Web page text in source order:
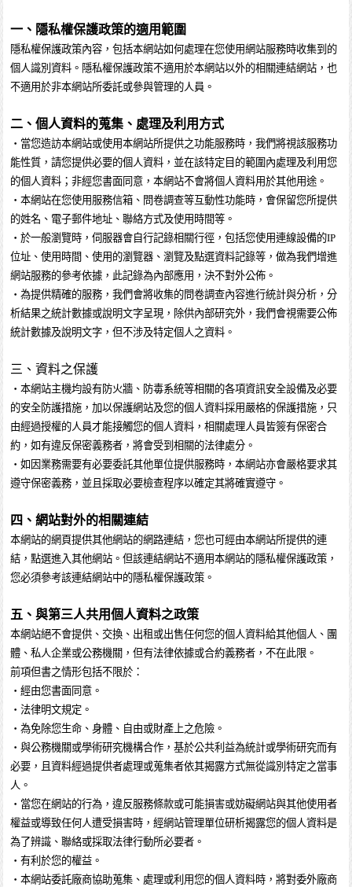
一、隱私權保護政策的適用範圍
隱私權保護政策內容，包括本網站如何處理在您使用網站服務時收集到的
個人識別資料。隱私權保護政策不適用於本網站以外的相關連結網站，也
不適用於非本網站所委託或參與管理的人員。
二、個人資料的蒐集、處理及利用方式
・當您造訪本網站或使用本網站所提供之功能服務時，我們將視該服務功
能性質，請您提供必要的個人資料，並在該特定目的範圍內處理及利用您
的個人資料；非經您書面同意，本網站不會將個人資料用於其他用途。
・本網站在您使用服務信箱、問卷調查等互動性功能時，會保留您所提供
的姓名、電子郵件地址、聯絡方式及使用時間等。
・於一般瀏覽時，伺服器會自行記錄相關行徑，包括您使用連線設備的IP
位址、使用時間、使用的瀏覽器、瀏覽及點選資料記錄等，做為我們增進
網站服務的參考依據，此記錄為內部應用，決不對外公佈。
・為提供精確的服務，我們會將收集的問卷調查內容進行統計與分析，分
析結果之統計數據或說明文字呈現，除供內部研究外，我們會視需要公佈
統計數據及說明文字，但不涉及特定個人之資料。
三、資料之保護
・本網站主機均設有防火牆、防毒系統等相關的各項資訊安全設備及必要
的安全防護措施，加以保護網站及您的個人資料採用嚴格的保護措施，只
由經過授權的人員才能接觸您的個人資料，相關處理人員皆簽有保密合
約，如有違反保密義務者，將會受到相關的法律處分。
・如因業務需要有必要委託其他單位提供服務時，本網站亦會嚴格要求其
遵守保密義務，並且採取必要檢查程序以確定其將確實遵守。
四、網站對外的相關連結
本網站的網頁提供其他網站的網路連結，您也可經由本網站所提供的連
結，點選進入其他網站。但該連結網站不適用本網站的隱私權保護政策，
您必須參考該連結網站中的隱私權保護政策。
五、與第三人共用個人資料之政策
本網站絕不會提供、交換、出租或出售任何您的個人資料給其他個人、團
體、私人企業或公務機關，但有法律依據或合約義務者，不在此限。
前項但書之情形包括不限於：
・經由您書面同意。
・法律明文規定。
・為免除您生命、身體、自由或財產上之危險。
・與公務機關或學術研究機構合作，基於公共利益為統計或學術研究而有
必要，且資料經過提供者處理或蒐集者依其揭露方式無從識別特定之當事
人。
・當您在網站的行為，違反服務條款或可能損害或妨礙網站與其他使用者
權益或導致任何人遭受損害時，經網站管理單位研析揭露您的個人資料是
為了辨識、聯絡或採取法律行動所必要者。
・有利於您的權益。
・本網站委託廠商協助蒐集、處理或利用您的個人資料時，將對委外廠商